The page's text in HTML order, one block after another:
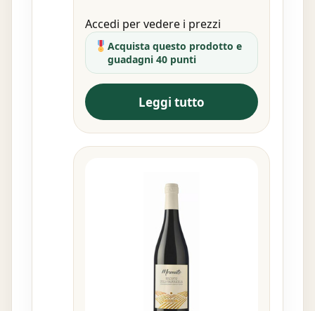
Accedi per vedere i prezzi
Acquista questo prodotto e
guadagni 40 punti
Leggi tutto